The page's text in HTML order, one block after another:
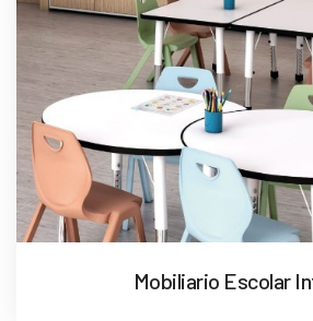
Mobiliario Escolar